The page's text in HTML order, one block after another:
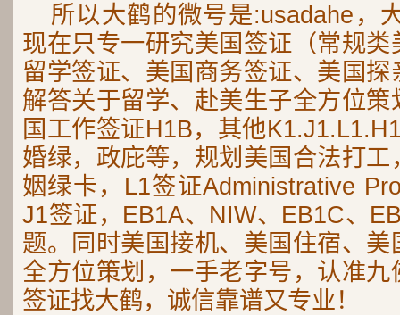
所以大鹤的微号是:usadahe，
现在只专一研究美国签证（常规
留学签证、美国商务签证、美国
解答关于留学、赴美生子全方位
国工作签证H1B，其他
婚绿，政庇等，规划美国合法打
姻绿卡，L1签证Administrative
J1签证，EB1A、NIW、EB1C、
题。同时美国接机、美国住宿、
全方位策划，一手老字号，认准
签证找大鹤，诚信靠谱又专业！